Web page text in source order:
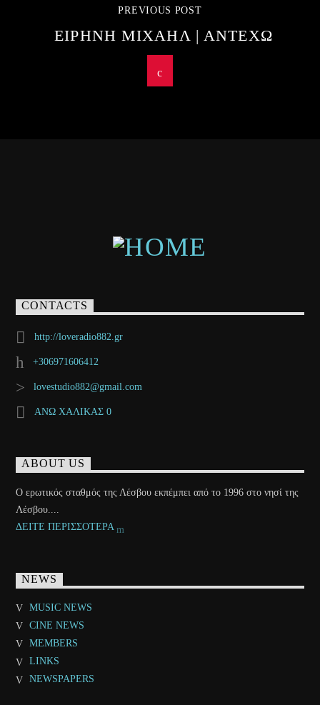
PREVIOUS POST
ΕΙΡΗΝΗ ΜΙΧΑΗΛ | ΑΝΤΕΧΩ
CONTACTS
http://loveradio882.gr
+306971606412
lovestudio882@gmail.com
ΑΝΩ ΧΑΛΙΚΑΣ 0
ABOUT US
Ο ερωτικός σταθμός της Λέσβου εκπέμπει από το 1996 στο νησί της
Λέσβου....
ΔΕΙΤΕ ΠΕΡΙΣΣΟΤΕΡΑ
NEWS
MUSIC NEWS
CINE NEWS
MEMBERS
LINKS
NEWSPAPERS